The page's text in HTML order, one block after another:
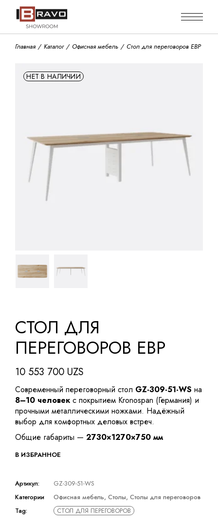
Главная Каталог Офисная мебель Стол для переговоров EBP
НЕТ В НАЛИЧИИ
СТОЛ ДЛЯ
ПЕРЕГОВОРОВ EBP
10 553 700 UZS
Современный переговорный стол GZ-309-51-WS на
8–10 человекс покрытием Kronospan (Германия) и
прочными металлическими ножками. Надёжный
выбор для комфортных деловых встреч.
Общие габариты —2730×1270×750 мм
В ИЗБРАННОЕ
Артикул:
GZ-309-51-WS
Категории
Офисная мебель,Столы,Столы для переговоров
Tag:
СТОЛ ДЛЯ ПЕРЕГОВОРОВ